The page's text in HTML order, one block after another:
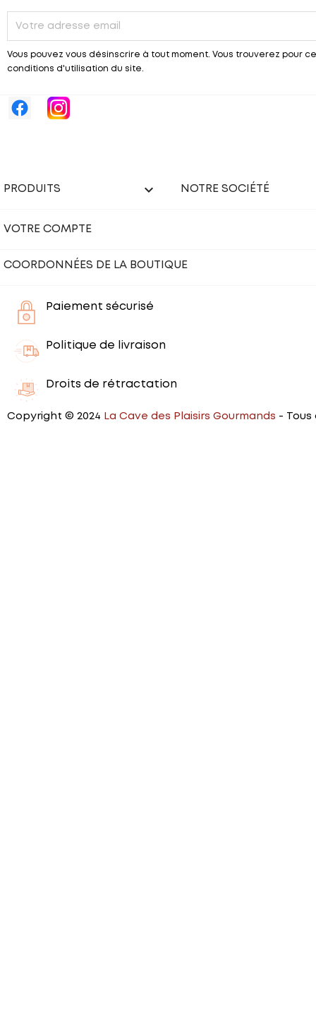
Vous pouvez vous désinscrire à tout moment. Vous trouverez pour
conditions d'utilisation du site.
PRODUITS  NOTRE SOCIÉTÉ
VOTRE COMPTE
COORDONNÉES DE LA BOUTIQUE
Paiement sécurisé
Politique de livraison
Droits de rétractation
Copyright © 2024 La Cave des Plaisirs Gourmands - Tous